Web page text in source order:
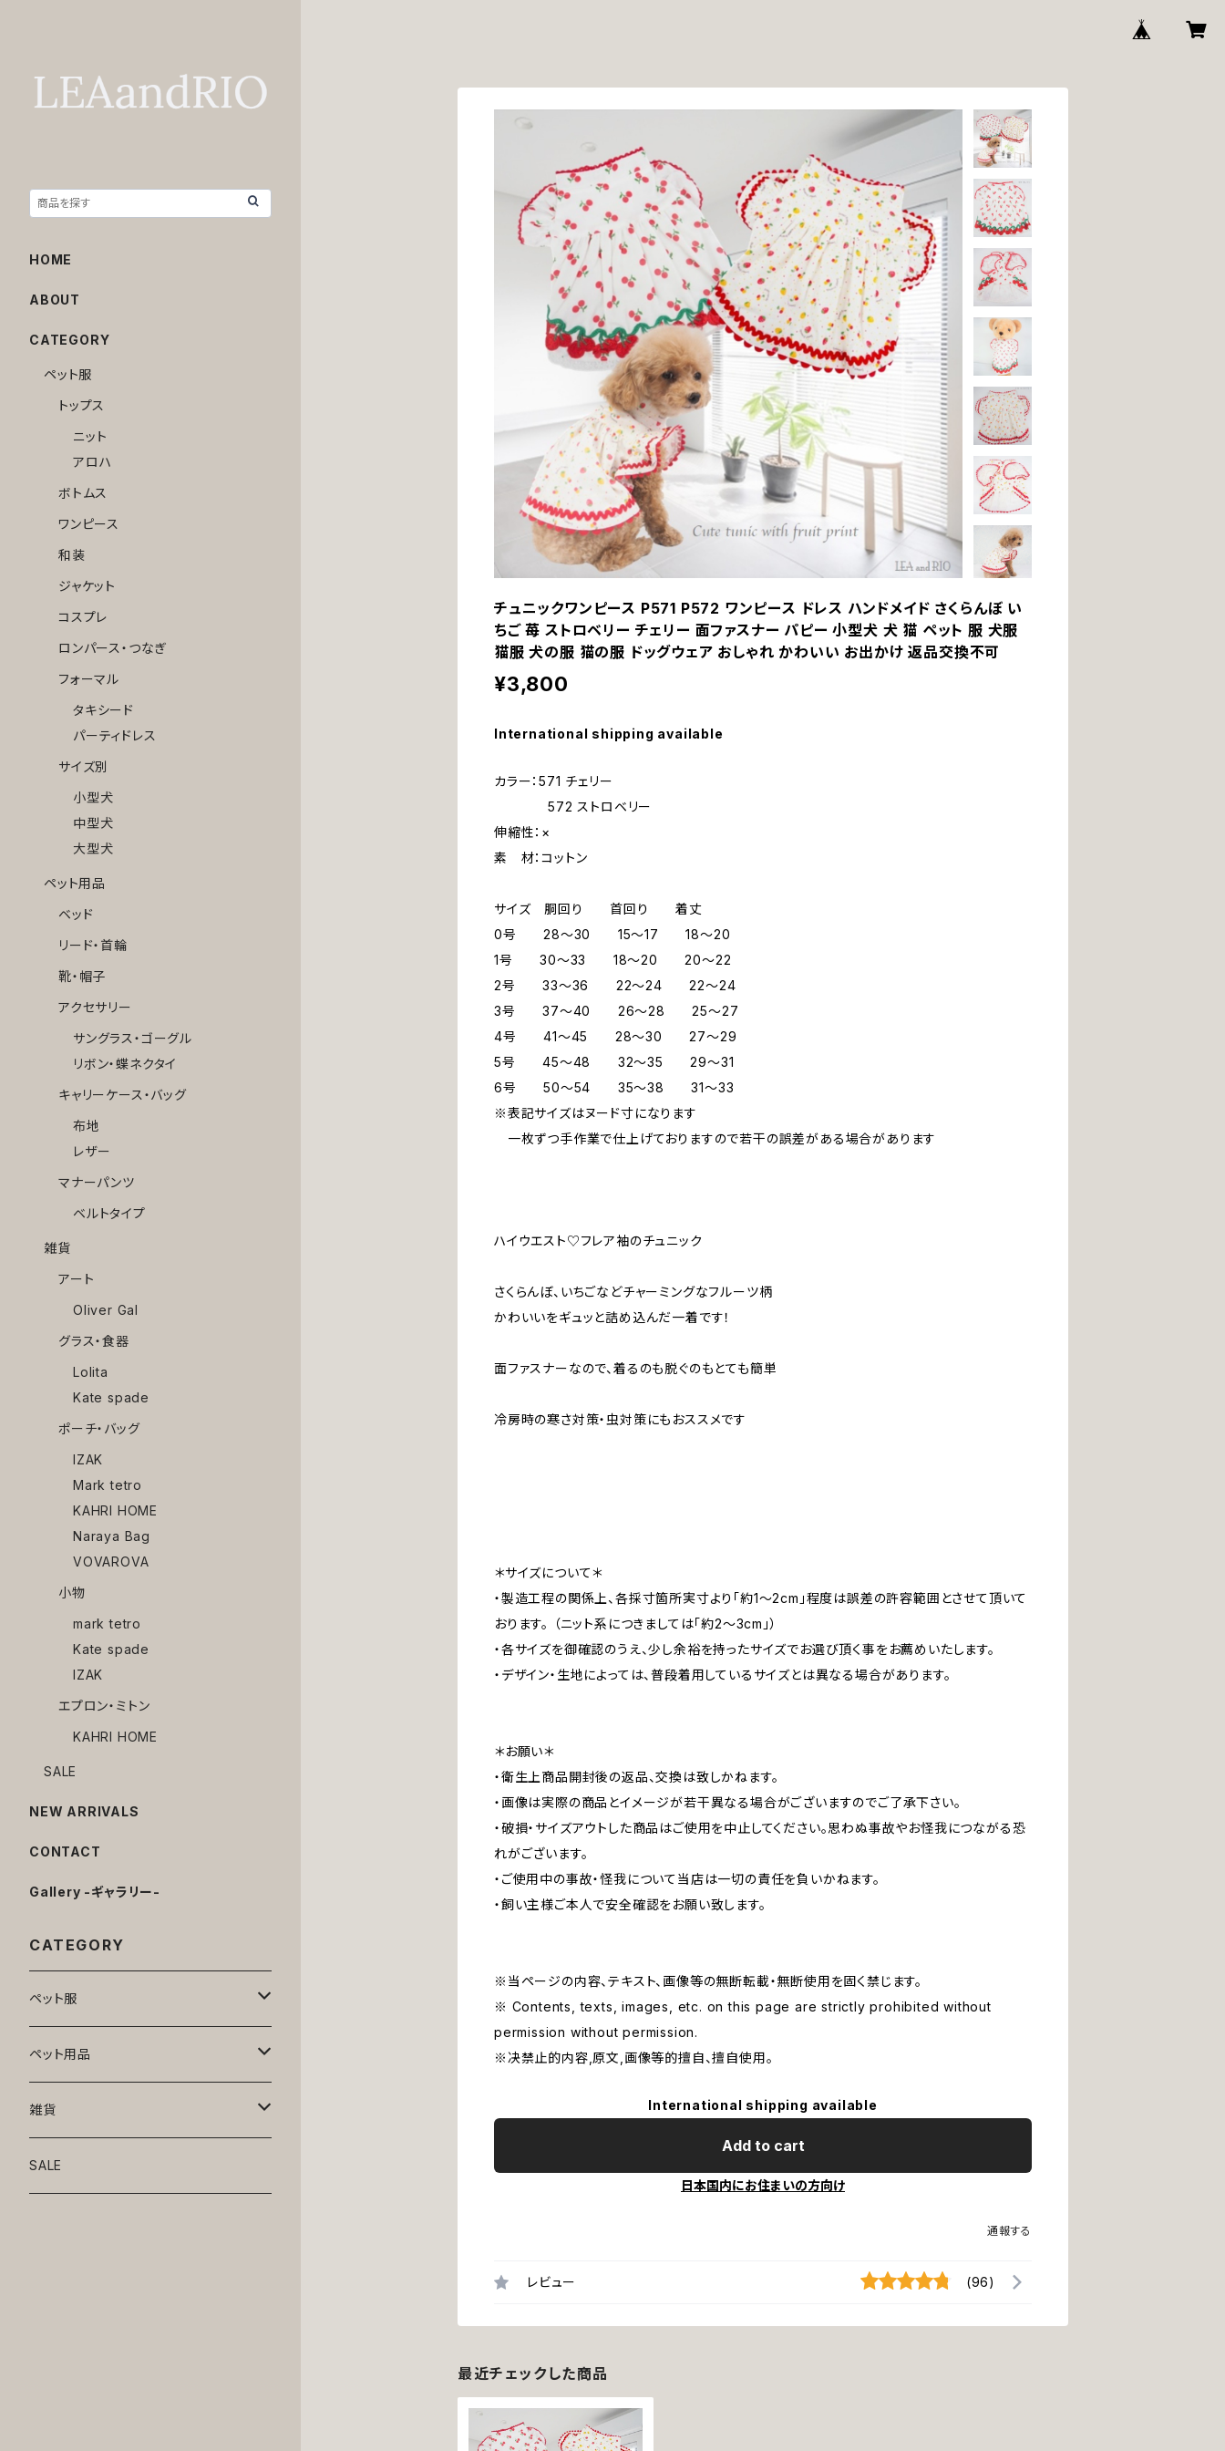
チュニックワンピース P571 P572 ワンピース ドレス ハンドメイド さくらんぼ い
ちご 苺 ストロベリー チェリー 面ファスナー パピー 小型犬 犬 猫 ペット 服 犬服
猫服 犬の服 猫の服 ドッグウェア おしゃれ かわいい お出かけ 返品交換不可
¥3,800
International shipping available
カラー：571 チェリー
572 ストロベリー
伸縮性：×
素 材：コットン
サイズ 胴回り 首回り 着丈
0号 28～30 15～17 18～20
1号 30～33 18～20 20～22
2号 33～36 22～24 22～24
3号 37～40 26～28 25～27
4号 41～45 28～30 27～29
5号 45～48 32～35 29～31
6号 50～54 35～38 31～33
※表記サイズはヌード寸になります
一枚ずつ手作業で仕上げておりますので若干の誤差がある場合があります
ハイウエスト♡フレア袖のチュニック
さくらんぼ、いちごなどチャーミングなフルーツ柄
かわいいをギュッと詰め込んだ一着です！
面ファスナーなので、着るのも脱ぐのもとても簡単
冷房時の寒さ対策・虫対策にもおススメです
＊サイズについて＊
・製造工程の関係上、各採寸箇所実寸より「約1～2cm」程度は誤差の許容範囲とさせて頂いて
おります。 （ニット系につきましては「約2～3cm」）
・各サイズを御確認のうえ、少し余裕を持ったサイズでお選び頂く事をお薦めいたします。
・デザイン・生地によっては、普段着用しているサイズとは異なる場合があります。
＊お願い＊
・衛生上商品開封後の返品、交換は致しかねます。
・画像は実際の商品とイメージが若干異なる場合がございますのでご了承下さい。
・破損・サイズアウトした商品はご使用を中止してください。思わぬ事故やお怪我につながる恐
れがございます。
・ご使用中の事故・怪我について当店は一切の責任を負いかねます。
・飼い主様ご本人で安全確認をお願い致します。
※当ページの内容、テキスト、画像等の無断転載・無断使用を固く禁じます。
※ Contents, texts, images, etc. on this page are strictly prohibited without
permission without permission.
※决禁止的内容,原文,画像等的擅自、擅自使用。
International shipping available
Add to cart
日本国内にお住まいの方向け
通報する
レビュー (96)
最近チェックした商品
HOME
ABOUT
CATEGORY
ペット服
トップス
ニット
アロハ
ボトムス
ワンピース
和装
ジャケット
コスプレ
ロンパース・つなぎ
フォーマル
タキシード
パーティドレス
サイズ別
小型犬
中型犬
大型犬
ペット用品
ベッド
リード・首輪
靴・帽子
アクセサリー
サングラス・ゴーグル
リボン・蝶ネクタイ
キャリーケース・バッグ
布地
レザー
マナーパンツ
ベルトタイプ
雑貨
アート
Oliver Gal
グラス・食器
Lolita
Kate spade
ポーチ・バッグ
IZAK
Mark tetro
KAHRI HOME
Naraya Bag
VOVAROVA
小物
mark tetro
Kate spade
IZAK
エプロン・ミトン
KAHRI HOME
SALE
NEW ARRIVALS
CONTACT
Gallery -ギャラリー-
CATEGORY
ペット服
トップス
ニット
アロハ
ボトムス
ワンピース
ペット用品
ベッド
リード・首輪
雑貨
アート
SALE